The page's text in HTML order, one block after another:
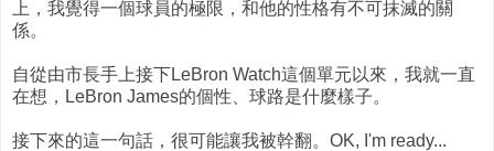
上，我覺得一個球員的極限，和他的性格有不可抹滅的關
係。
自從由市長手上接下LeBron Watch這個單元以來，我就一直
在想，LeBron James的個性、球路是什麼樣子。
接下來的這一句話，很可能讓我被幹翻。OK, I'm ready...